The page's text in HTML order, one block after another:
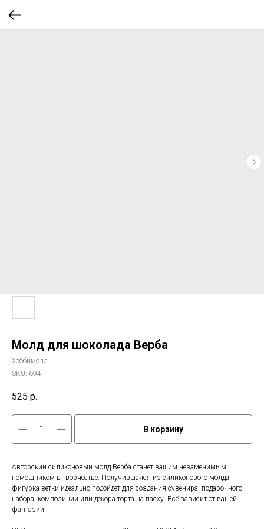
Молд для шоколада Верба
Хоббимолд
SKU: 694
525 р.
В корзину
Авторский силиконовый молд Верба станет вашим незаменимым
помощником в творчестве. Получившаяся из силиконового молда
фигурка ветки идеально подойдет для создания сувенира, подарочного
набора, композиции или декора торта на пасху. Всё зависит от вашей
фантазии.